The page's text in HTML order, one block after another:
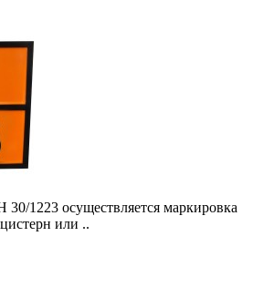
1223 осуществляется маркировка
или ..